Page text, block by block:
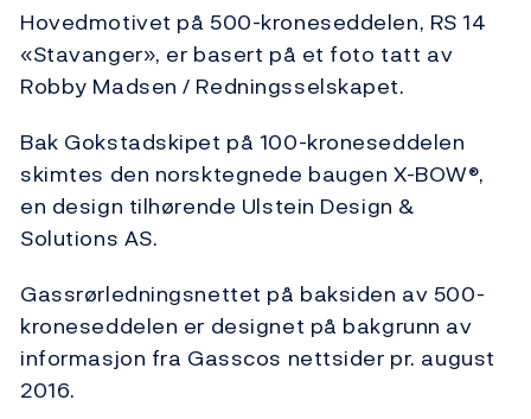
Hovedmotivet på 500-kroneseddelen, RS 14
«Stavanger», er basert på et foto tatt av
Robby Madsen / Redningsselskapet.
Bak Gokstadskipet på 100-kroneseddelen
skimtes den norsktegnede baugen X-BOW®,
en design tilhørende Ulstein Design &
Solutions AS.
Gassrørledningsnettet på baksiden av 500-
kroneseddelen er designet på bakgrunn av
informasjon fra Gasscos nettsider pr. august
2016.